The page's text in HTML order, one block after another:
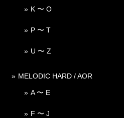
K 〜 O
P 〜 T
U 〜 Z
MELODIC HARD / AOR
A 〜 E
F 〜 J